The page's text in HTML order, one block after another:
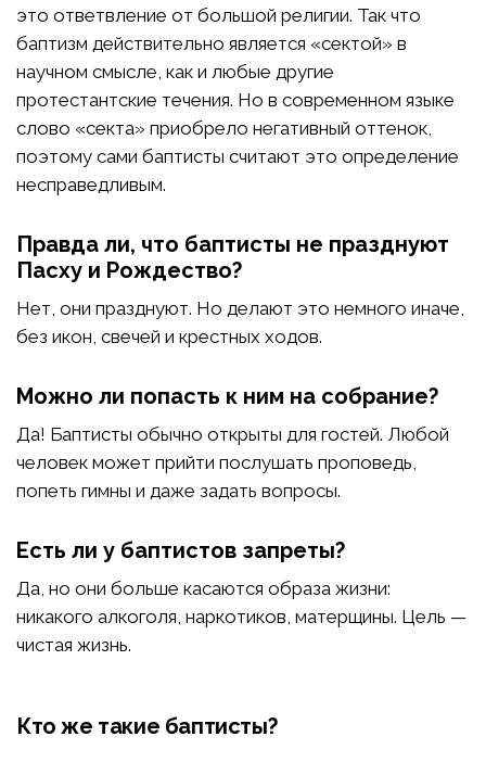
это ответвление от большой религии. Так что
баптизм действительно является «сектой» в
научном смысле, как и любые другие
протестантские течения. Но в современном языке
слово «секта» приобрело негативный оттенок,
поэтому сами баптисты считают это определение
несправедливым.
Правда ли, что баптисты не празднуют
Пасху и Рождество?
Нет, они празднуют. Но делают это немного иначе,
без икон, свечей и крестных ходов.
Можно ли попасть к ним на собрание?
Да! Баптисты обычно открыты для гостей. Любой
человек может прийти послушать проповедь,
попеть гимны и даже задать вопросы.
Есть ли у баптистов запреты?
Да, но они больше касаются образа жизни:
никакого алкоголя, наркотиков, матерщины. Цель —
чистая жизнь.
Кто же такие баптисты?